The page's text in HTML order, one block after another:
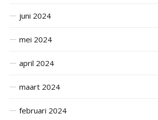
juni 2024
mei 2024
april 2024
maart 2024
februari 2024